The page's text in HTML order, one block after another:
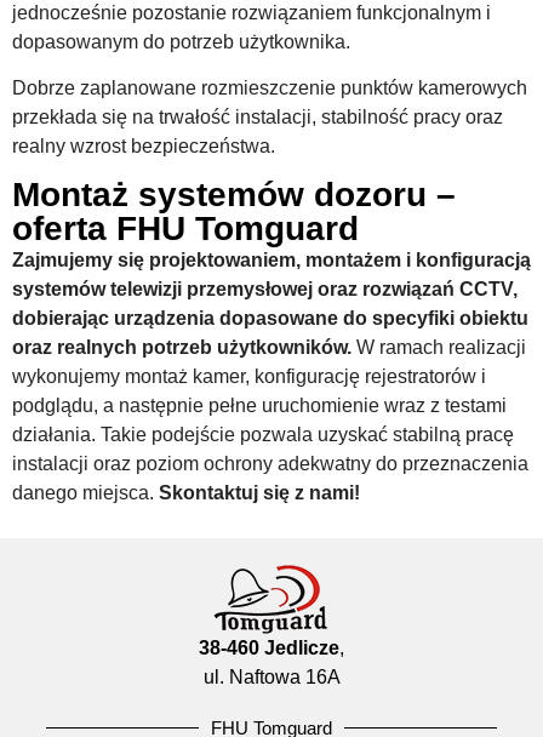
jednocześnie pozostanie rozwiązaniem funkcjonalnym i
dopasowanym do potrzeb użytkownika.
Dobrze zaplanowane rozmieszczenie punktów kamerowych
przekłada się na trwałość instalacji, stabilność pracy oraz
realny wzrost bezpieczeństwa.
Montaż systemów dozoru –
oferta FHU Tomguard
Zajmujemy się projektowaniem, montażem i konfiguracją
systemów telewizji przemysłowej oraz rozwiązań CCTV,
dobierając urządzenia dopasowane do specyfiki obiektu
oraz realnych potrzeb użytkowników. W ramach realizacji
wykonujemy montaż kamer, konfigurację rejestratorów i
podglądu, a następnie pełne uruchomienie wraz z testami
działania. Takie podejście pozwala uzyskać stabilną pracę
instalacji oraz poziom ochrony adekwatny do przeznaczenia
danego miejsca. Skontaktuj się z nami!
38-460 Jedlicze,
ul. Naftowa 16A
FHU Tomguard